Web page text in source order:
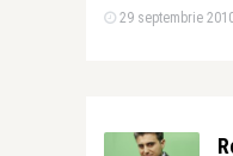
29 septembrie